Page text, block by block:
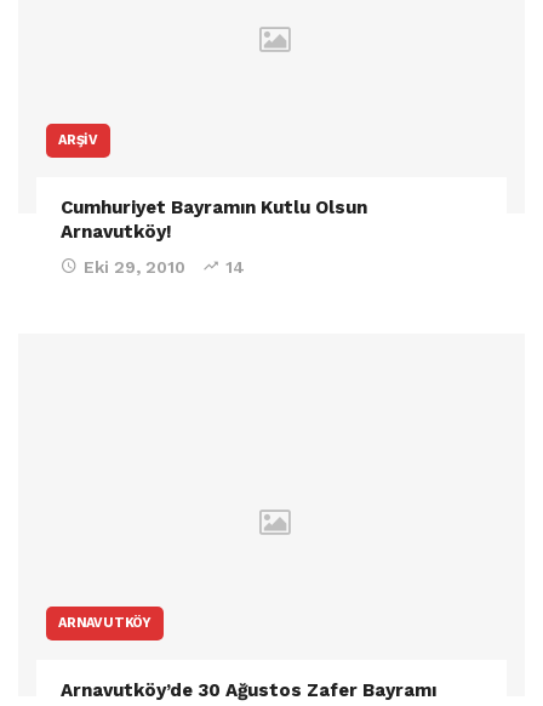
ARŞIV
Cumhuriyet Bayramın Kutlu Olsun
Arnavutköy!
Eki 29, 2010 14
ARNAVUTKÖY
Arnavutköy’de 30 Ağustos Zafer Bayramı